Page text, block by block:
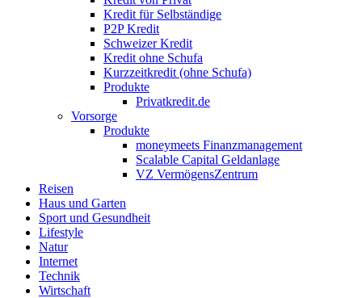
Kredit für Selbständige
P2P Kredit
Schweizer Kredit
Kredit ohne Schufa
Kurzzeitkredit (ohne Schufa)
Produkte
Privatkredit.de
Vorsorge
Produkte
moneymeets Finanzmanagement
Scalable Capital Geldanlage
VZ VermögensZentrum
Reisen
Haus und Garten
Sport und Gesundheit
Lifestyle
Natur
Internet
Technik
Wirtschaft